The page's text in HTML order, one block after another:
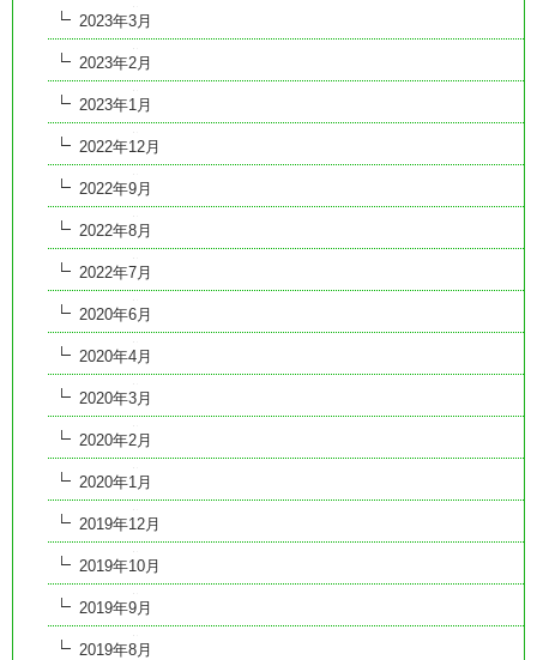
2023年3月
2023年2月
2023年1月
2022年12月
2022年9月
2022年8月
2022年7月
2020年6月
2020年4月
2020年3月
2020年2月
2020年1月
2019年12月
2019年10月
2019年9月
2019年8月